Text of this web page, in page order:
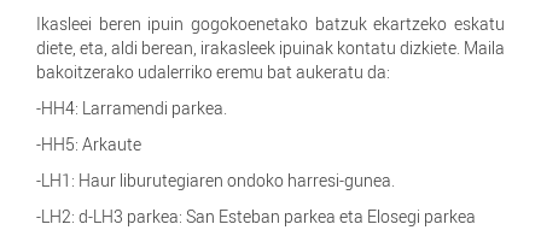
Ikasleei beren ipuin gogokoenetako batzuk ekartzeko eskatu
diete, eta, aldi berean, irakasleek ipuinak kontatu dizkiete. Maila
bakoitzerako udalerriko eremu bat aukeratu da:
-HH4: Larramendi parkea.
-HH5: Arkaute
-LH1: Haur liburutegiaren ondoko harresi-gunea.
-LH2: d-LH3 parkea: San Esteban parkea eta Elosegi parkea